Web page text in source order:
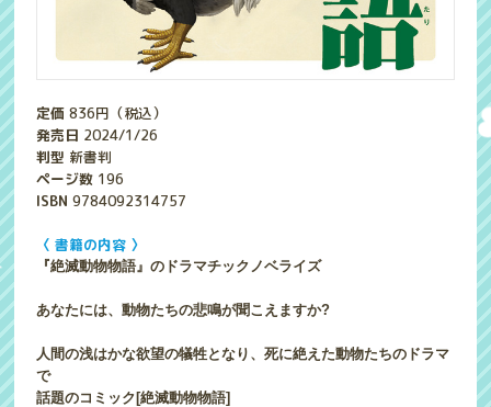
定価836円（税込）
発売日 2024/1/26
判型 新書判
ページ数 196
ISBN9784092314757
〈 書籍の内容 〉
『絶滅動物物語』のドラマチックノベライズ
あなたには、動物たちの悲鳴が聞こえますか?
人間の浅はかな欲望の犠牲となり、死に絶えた動物たちのドラマ
で
話題のコミック[絶滅動物物語]